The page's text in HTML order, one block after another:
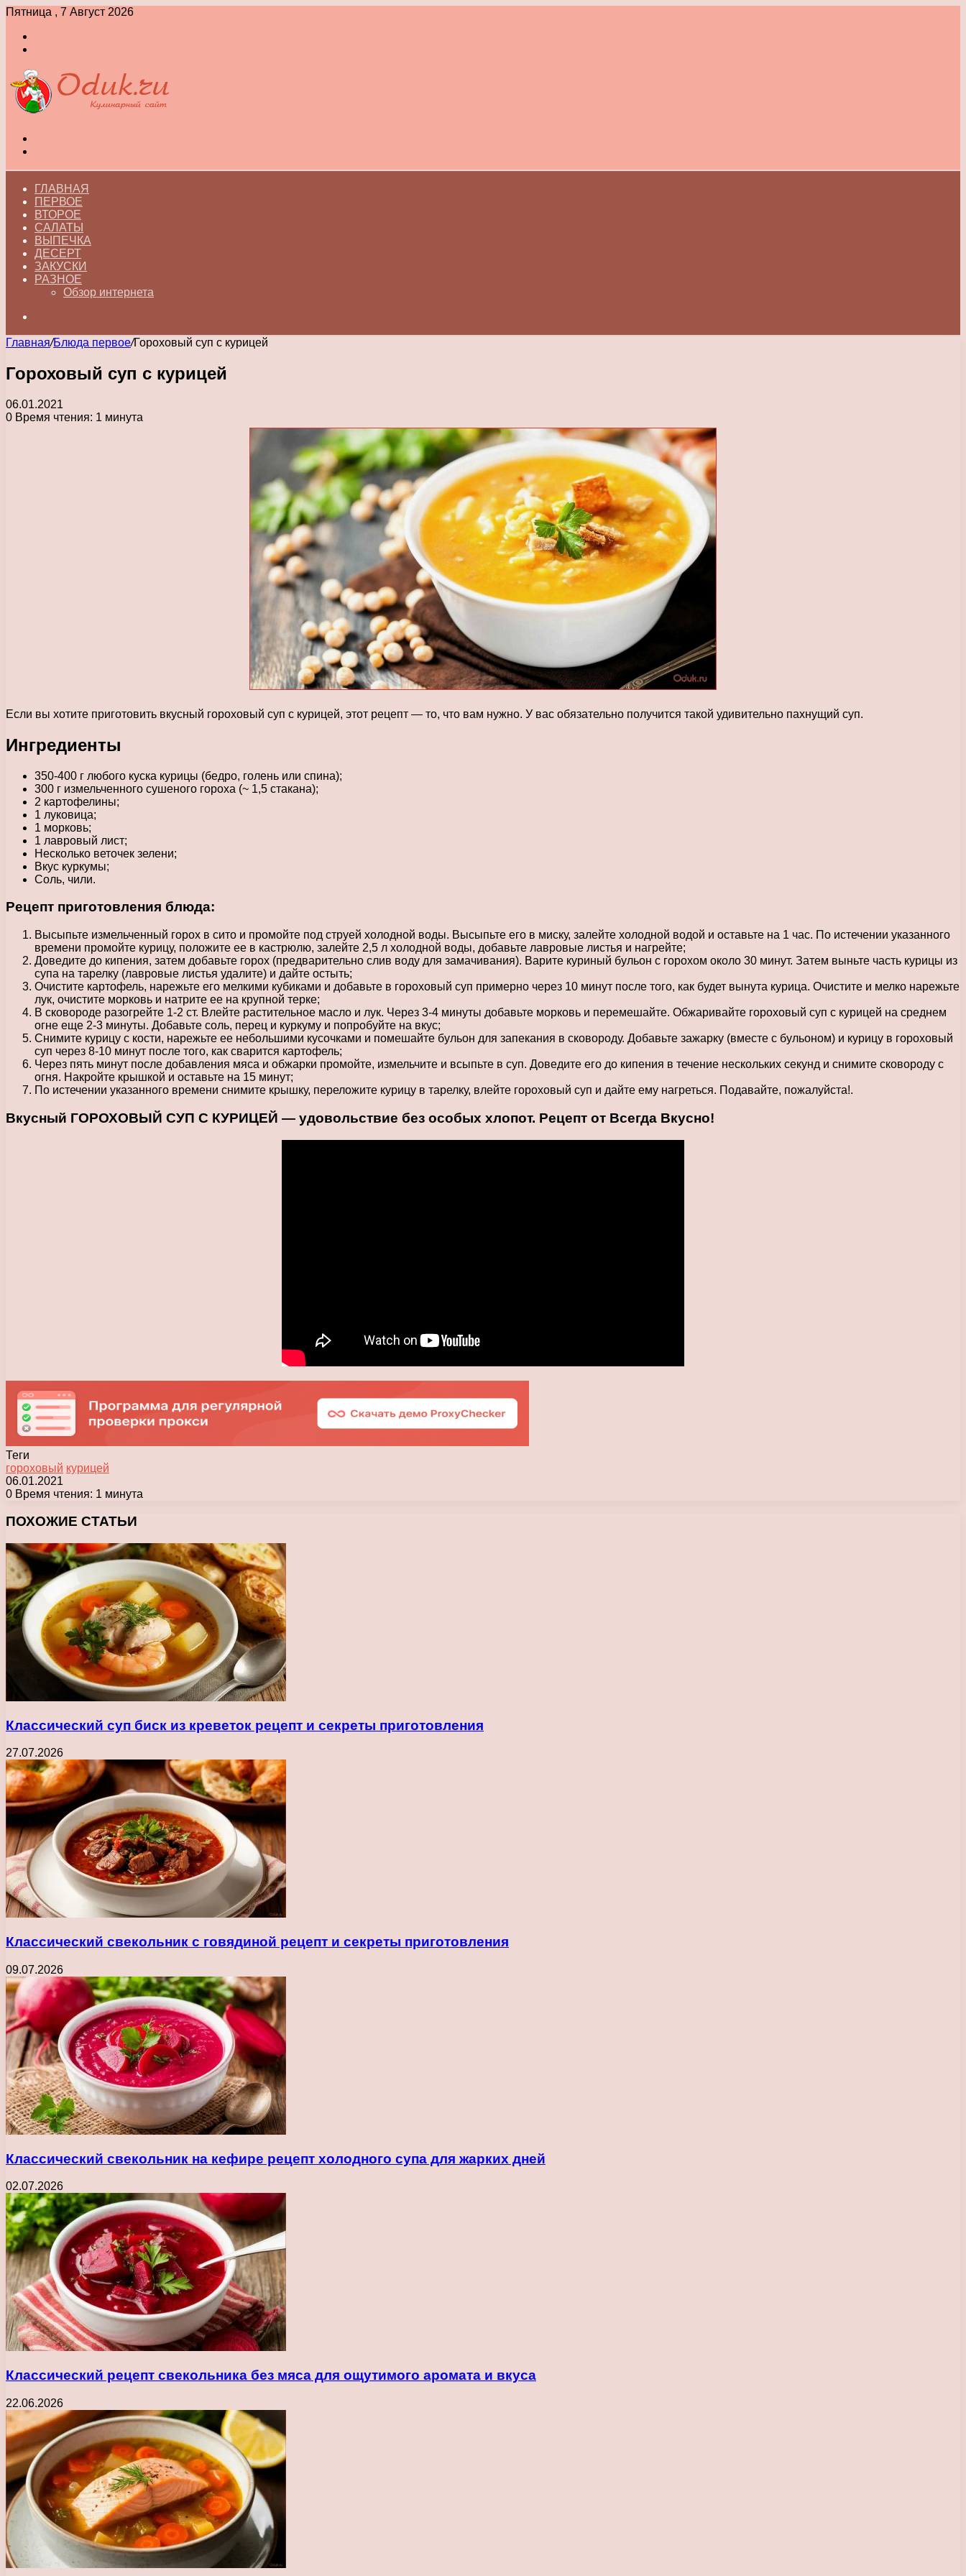
Пятница , 7 Август 2026
ГЛАВНАЯ
ПЕРВОЕ
ВТОРОЕ
САЛАТЫ
ВЫПЕЧКА
ДЕСЕРТ
ЗАКУСКИ
РАЗНОЕ
Обзор интернета
Главная/Блюда первое/Гороховый суп с курицей
Гороховый суп с курицей
06.01.2021
0 Время чтения: 1 минута
Если вы хотите приготовить вкусный гороховый суп с курицей, этот рецепт — то, что вам нужно. У вас обязательно получится такой удивительно пахнущий суп.
Ингредиенты
350-400 г любого куска курицы (бедро, голень или спина);
300 г измельченного сушеного гороха (~ 1,5 стакана);
2 картофелины;
1 луковица;
1 морковь;
1 лавровый лист;
Несколько веточек зелени;
Вкус куркумы;
Соль, чили.
Рецепт приготовления блюда:
Высыпьте измельченный горох в сито и промойте под струей холодной воды. Высыпьте его в миску, залейте холодной водой и оставьте на 1 час. По истечении указанного
времени промойте курицу, положите ее в кастрюлю, залейте 2,5 л холодной воды, добавьте лавровые листья и нагрейте;
Доведите до кипения, затем добавьте горох (предварительно слив воду для замачивания). Варите куриный бульон с горохом около 30 минут. Затем выньте часть курицы из
супа на тарелку (лавровые листья удалите) и дайте остыть;
Очистите картофель, нарежьте его мелкими кубиками и добавьте в гороховый суп примерно через 10 минут после того, как будет вынута курица. Очистите и мелко нарежьте
лук, очистите морковь и натрите ее на крупной терке;
В сковороде разогрейте 1-2 ст. Влейте растительное масло и лук. Через 3-4 минуты добавьте морковь и перемешайте. Обжаривайте гороховый суп с курицей на среднем
огне еще 2-3 минуты. Добавьте соль, перец и куркуму и попробуйте на вкус;
Снимите курицу с кости, нарежьте ее небольшими кусочками и помешайте бульон для запекания в сковороду. Добавьте зажарку (вместе с бульоном) и курицу в гороховый
суп через 8-10 минут после того, как сварится картофель;
Через пять минут после добавления мяса и обжарки промойте, измельчите и всыпьте в суп. Доведите его до кипения в течение нескольких секунд и снимите сковороду с
огня. Накройте крышкой и оставьте на 15 минут;
По истечении указанного времени снимите крышку, переложите курицу в тарелку, влейте гороховый суп и дайте ему нагреться. Подавайте, пожалуйста!.
Вкусный ГОРОХОВЫЙ СУП С КУРИЦЕЙ — удовольствие без особых хлопот. Рецепт от Всегда Вкусно!
Теги
гороховый курицей
06.01.2021
0 Время чтения: 1 минута
ПОХОЖИЕ СТАТЬИ
Классический суп биск из креветок рецепт и секреты приготовления
27.07.2026
Классический свекольник с говядиной рецепт и секреты приготовления
09.07.2026
Классический свекольник на кефире рецепт холодного супа для жарких дней
02.07.2026
Классический рецепт свекольника без мяса для ощутимого аромата и вкуса
22.06.2026